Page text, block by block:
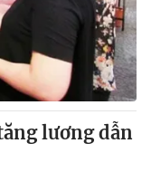
lương dẫn